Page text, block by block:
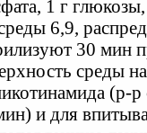
1 г
6,9,
30 мин
среды
(р-р
и для